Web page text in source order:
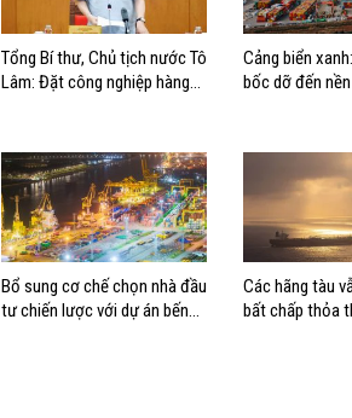
Tổng Bí thư, Chủ tịch nước Tô
Lâm: Đặt công nghiệp hàng
thành quốc gia biển mạnh
Cảng biển
bốc dỡ đến
Bổ sung cơ chế chọn nhà đầu
tư chiến lược với dự án bến
Các hãng tàu
bất chấp thỏa